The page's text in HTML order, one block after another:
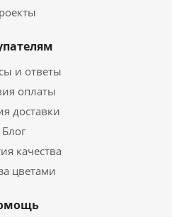
и ответы
оплаты
доставки
Блог
качества
цветами